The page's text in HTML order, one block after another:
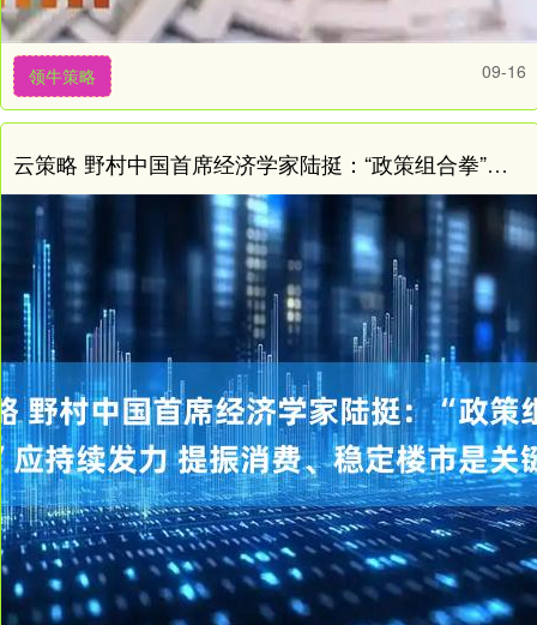
领牛策略 09-16
云策略 野村中国首席经济学家陆挺：“政策组合拳”应持续发力 提振消费、稳定楼市是关键